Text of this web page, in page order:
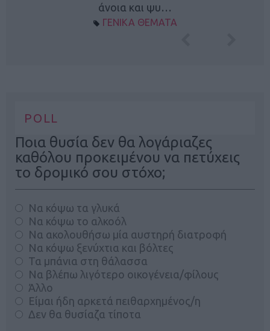
άνοια και ψυ…
ΓΕΝΙΚΑ ΘΕΜΑΤΑ
POLL
Ποια θυσία δεν θα λογάριαζες
καθόλου προκειμένου να πετύχεις
το δρομικό σου στόχο;
Να κόψω τα γλυκά
Να κόψω το αλκοόλ
Να ακολουθήσω μία αυστηρή διατροφή
Να κόψω ξενύχτια και βόλτες
Τα μπάνια στη θάλασσα
Να βλέπω λιγότερο οικογένεια/φίλους
Άλλο
Είμαι ήδη αρκετά πειθαρχημένος/η
Δεν θα θυσίαζα τίποτα